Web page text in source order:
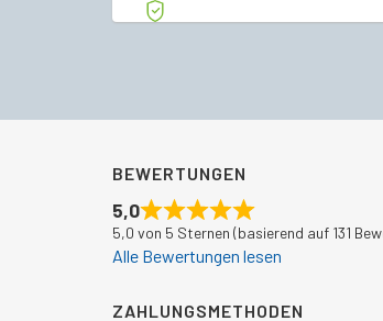
BEWERTUNGEN
5,0
5,0 von 5 Sternen (basierend auf 131
Alle Bewertungen lesen
ZAHLUNGSMETHODEN